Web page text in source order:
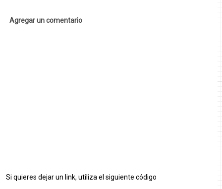
Agregar un comentario
Si quieres dejar un link, utiliza el siguiente código